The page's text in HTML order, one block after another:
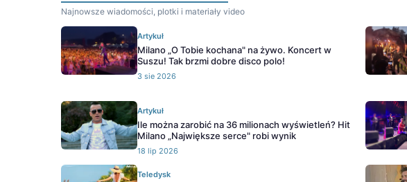
Najnowsze wiadomości, plotki i materiały video
Artykuł
Milano „O Tobie kochana" na żywo. Koncert w
Suszu! Tak brzmi dobre disco polo!
3 sie 2026
Artykuł
Ile można zarobić na 36 milionach wyświetleń? Hit
Milano „Największe serce" robi wynik
18 lip 2026
Teledysk